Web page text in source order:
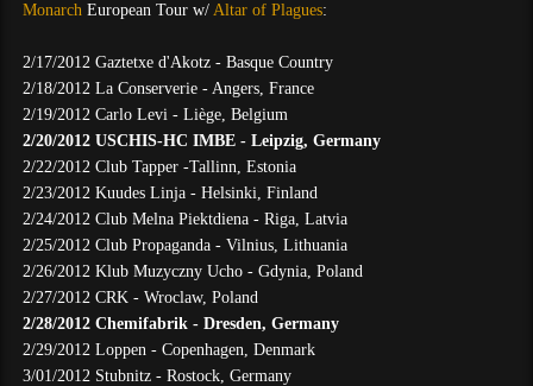
Monarch European Tour w/ Altar of Plagues:
2/17/2012 Gaztetxe d'Akotz - Basque Country
2/18/2012 La Conserverie - Angers, France
2/19/2012 Carlo Levi - Liège, Belgium
2/20/2012 USCHIS-HC IMBE - Leipzig, Germany
2/22/2012 Club Tapper -Tallinn, Estonia
2/23/2012 Kuudes Linja - Helsinki, Finland
2/24/2012 Club Melna Piektdiena - Riga, Latvia
2/25/2012 Club Propaganda - Vilnius, Lithuania
2/26/2012 Klub Muzyczny Ucho - Gdynia, Poland
2/27/2012 CRK - Wroclaw, Poland
2/28/2012 Chemifabrik - Dresden, Germany
2/29/2012 Loppen - Copenhagen, Denmark
3/01/2012 Stubnitz - Rostock, Germany